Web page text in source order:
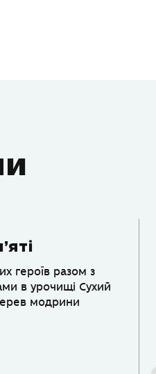
героїв разом з
в урочищі Сухий
модрини